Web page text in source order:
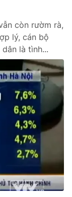
còn rườm rà,
lý, cán bộ
là tình...